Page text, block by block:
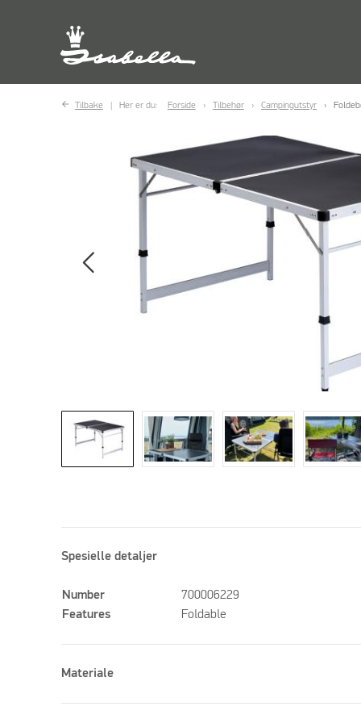
Tilbake Her er du: Forside Tilbehør Campingutstyr
Spesielle detaljer
Number
700006229
Features
Foldable
Materiale